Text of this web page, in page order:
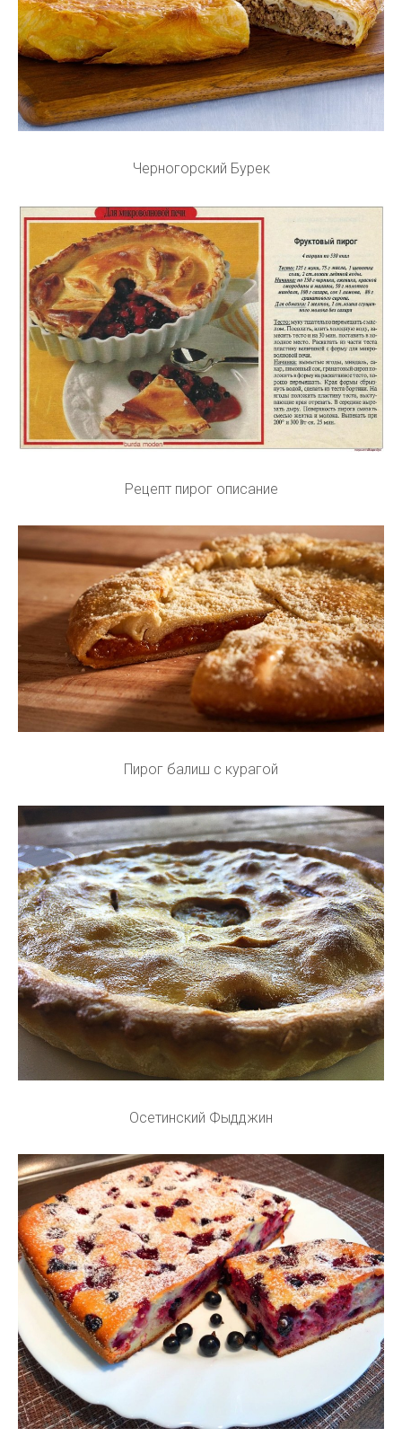
Черногорский Бурек
Рецепт пирог описание
Пирог балиш с курагой
Осетинский Фыдджин